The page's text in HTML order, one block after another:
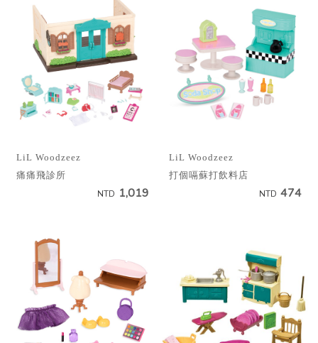
LiL Woodzeez
痛痛飛診所
NTD 1,019
LiL Woodzeez
打個嗝蘇打飲料店
NTD 474